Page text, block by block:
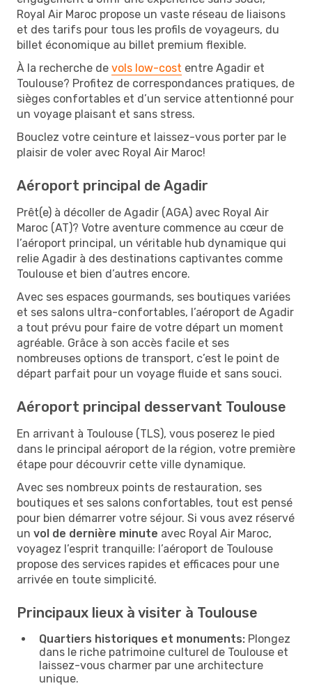
Royal Air Maroc propose un vaste réseau de liaisons
et des tarifs pour tous les profils de voyageurs, du
billet économique au billet premium flexible.
À la recherche de vols low-cost entre Agadir et
Toulouse? Profitez de correspondances pratiques, de
sièges confortables et d’un service attentionné pour
un voyage plaisant et sans stress.
Bouclez votre ceinture et laissez-vous porter par le
plaisir de voler avec Royal Air Maroc!
Aéroport principal de Agadir
Prêt(e) à décoller de Agadir (AGA) avec Royal Air
Maroc (AT)? Votre aventure commence au cœur de
l’aéroport principal, un véritable hub dynamique qui
relie Agadir à des destinations captivantes comme
Toulouse et bien d’autres encore.
Avec ses espaces gourmands, ses boutiques variées
et ses salons ultra-confortables, l’aéroport de Agadir
a tout prévu pour faire de votre départ un moment
agréable. Grâce à son accès facile et ses
nombreuses options de transport, c’est le point de
départ parfait pour un voyage fluide et sans souci.
Aéroport principal desservant Toulouse
En arrivant à Toulouse (TLS), vous poserez le pied
dans le principal aéroport de la région, votre première
étape pour découvrir cette ville dynamique.
Avec ses nombreux points de restauration, ses
boutiques et ses salons confortables, tout est pensé
pour bien démarrer votre séjour. Si vous avez réservé
un vol de dernière minute avec Royal Air Maroc,
voyagez l’esprit tranquille: l’aéroport de Toulouse
propose des services rapides et efficaces pour une
arrivée en toute simplicité.
Principaux lieux à visiter à Toulouse
Quartiers historiques et monuments: Plongez
dans le riche patrimoine culturel de Toulouse et
laissez-vous charmer par une architecture
unique.